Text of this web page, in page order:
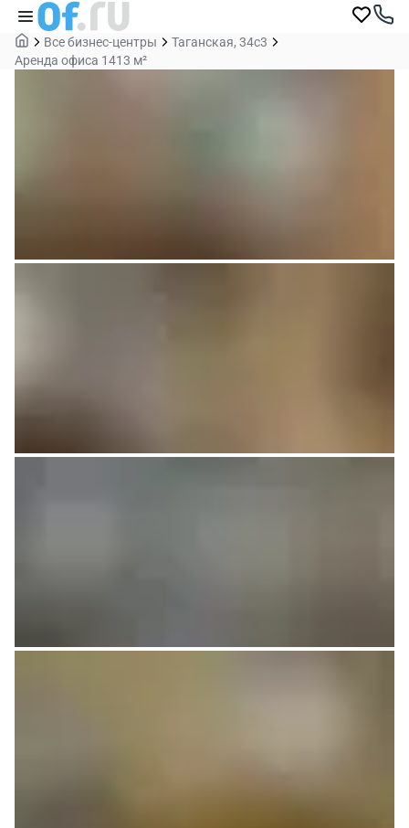
Все бизнес-центры
Таганская, 34с3
Аренда офиса 1413 м²